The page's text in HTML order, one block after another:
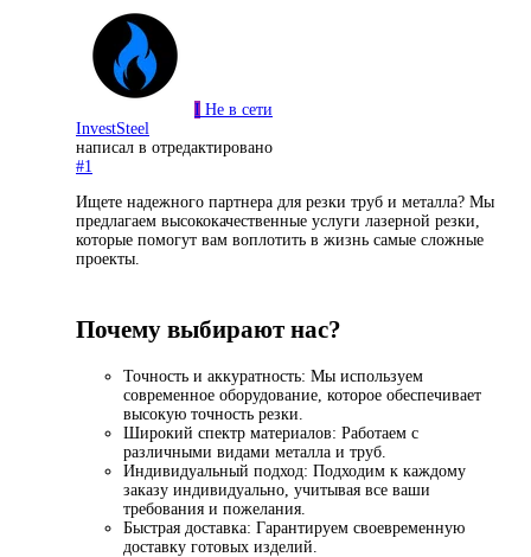
I Не в сети
InvestSteel
написал в отредактировано
#1
Ищете надежного партнера для резки труб и металла? Мы
предлагаем высококачественные услуги лазерной резки,
которые помогут вам воплотить в жизнь самые сложные
проекты.
Почему выбирают нас?
Точность и аккуратность: Мы используем
современное оборудование, которое обеспечивает
высокую точность резки.
Широкий спектр материалов: Работаем с
различными видами металла и труб.
Индивидуальный подход: Подходим к каждому
заказу индивидуально, учитывая все ваши
требования и пожелания.
Быстрая доставка: Гарантируем своевременную
доставку готовых изделий.